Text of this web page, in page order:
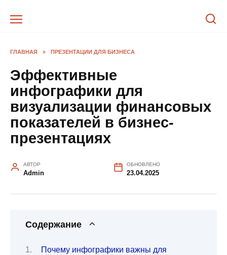
ГЛАВНАЯ » ПРЕЗЕНТАЦИИ ДЛЯ БИЗНЕСА
Эффективные
инфографики для
визуализации финансовых
показателей в бизнес-
презентациях
АВТОР
Admin
ОБНОВЛЕНО
23.04.2025
Содержание
Почему инфографики важны для